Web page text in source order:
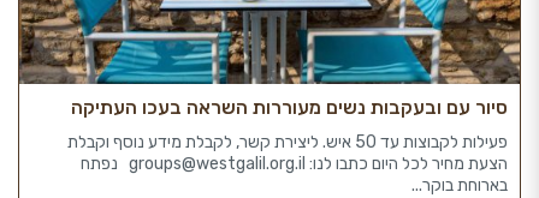
סיור עם ובעקבות נשים מעוררות השראה בעכו העתיקה
פעילות לקבוצות עד 50 איש. ליצירת קשר, לקבלת מידע נוסף וקבלת
הצעת מחיר לכל היום כתבו לנו: groups@westgalil.org.il נפתח
בארוחת בוקר...